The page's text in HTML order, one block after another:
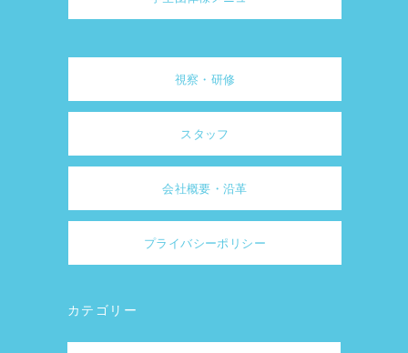
視察・研修
スタッフ
会社概要・沿革
プライバシーポリシー
カテゴリー